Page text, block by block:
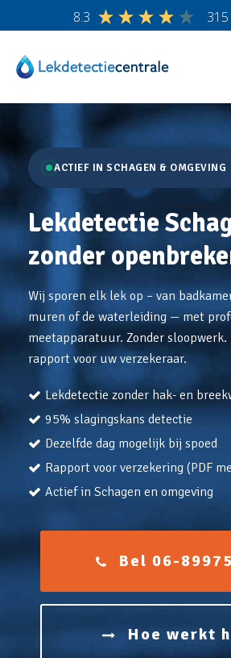
8.3
ACTIEF IN SCHAGEN & OMGEVING
Lekdetectie
zonder
Wij sporen elk lek op – van
muren of de waterleiding — met
meetapparatuur. Zonder
rapport voor uw verzekeraar.
Lekdetectie zonder hak- en
95% slagingskans detectie
Dezelfde dag mogelijk bij spoed
Rapport voor verzekering (PDF
Actief in Schagen en omgeving
Bel 06-
Hoe werkt